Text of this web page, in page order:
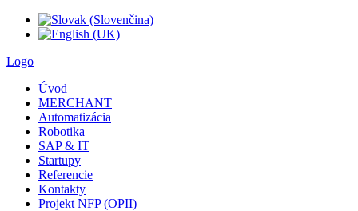
Logo
Úvod
MERCHANT
Automatizácia
Robotika
SAP & IT
Startupy
Referencie
Kontakty
Projekt NFP (OPII)